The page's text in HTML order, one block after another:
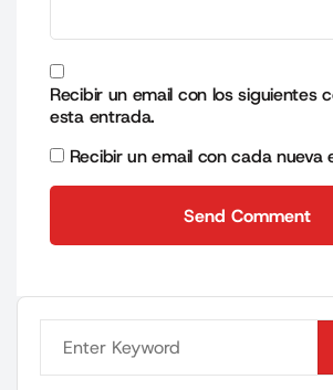
Recibir un email con los siguientes
esta entrada.
Recibir un email con cada nueva
Send Comment